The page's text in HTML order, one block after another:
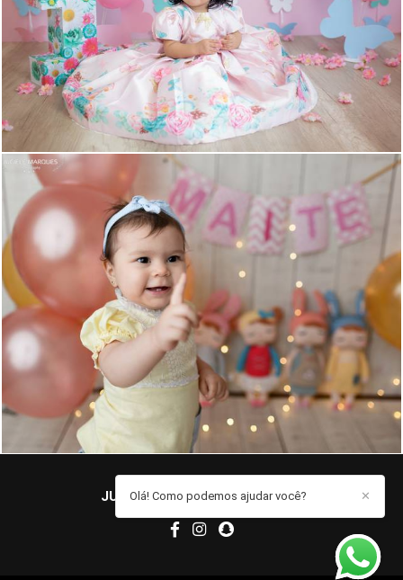
1227 0
1071 0
JUCIELE MARQUES/ CONTATO ✕
Olá! Como podemos ajudar você?